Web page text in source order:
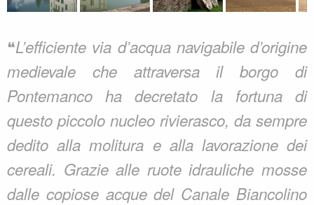
❝L’efficiente via d’acqua navigabile d’origine
medievale che attraversa il borgo di
Pontemanco ha decretato la fortuna di
questo piccolo nucleo rivierasco, da sempre
dedito alla molitura e alla lavorazione dei
cereali. Grazie alle ruote idrauliche mosse
dalle copiose acque del Canale Biancolino